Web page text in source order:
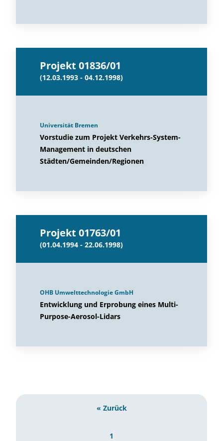
Projekt 01836/01
(12.03.1993 - 04.12.1998)
Universität Bremen
Vorstudie zum Projekt Verkehrs-System-
Management in deutschen
Städten/Gemeinden/Regionen
Projekt 01763/01
(01.04.1994 - 22.06.1998)
OHB Umwelttechnologie GmbH
Entwicklung und Erprobung eines Multi-
Purpose-Aerosol-Lidars
« Zurück
1